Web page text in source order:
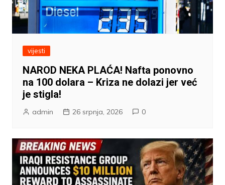
vijesti
NAROD NEKA PLAĆA! Nafta ponovno
na 100 dolara – Kriza ne dolazi jer već
je stigla!
admin 26 srpnja, 2026 0